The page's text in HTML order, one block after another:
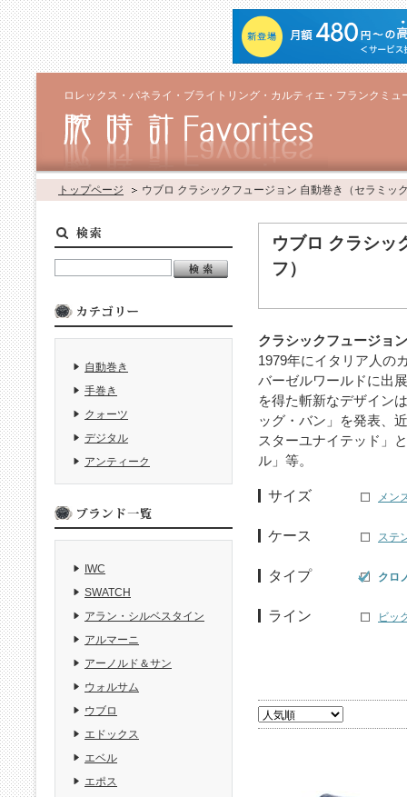
ロレックス・パネライ・ブライトリング・カルティエ・フランクミ
トップページ ウブロ クラシックフュージョン 自動巻き（セラミッ
ウブロ クラシッ
フ）
クラシックフュージョン
1979年にイタリア人の
バーゼルワールドに出
を得た斬新なデザイン
ッグ・バン」を発表、
スターユナイテッド」
ル」等。
サイズ メン
ケース ステ
タイプ クロ
ライン ビッ
自動巻き
手巻き
クォーツ
デジタル
アンティーク
IWC
SWATCH
アラン・シルベスタイン
アルマーニ
アーノルド＆サン
ウォルサム
ウブロ
エドックス
エベル
エポス